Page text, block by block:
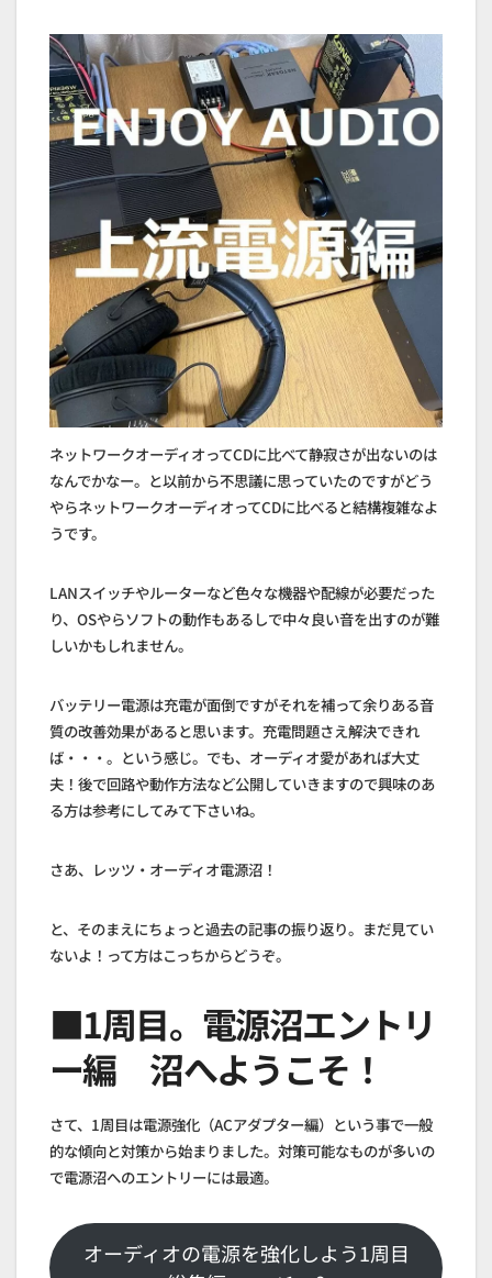
ネットワークオーディオってCDに比べて静寂さが出ないのは
なんでかなー。と以前から不思議に思っていたのですがどう
やらネットワークオーディオってCDに比べると結構複雑なよ
うです。
LANスイッチやルーターなど色々な機器や配線が必要だった
り、OSやらソフトの動作もあるしで中々良い音を出すのが難
しいかもしれません。
バッテリー電源は充電が面倒ですがそれを補って余りある音
質の改善効果があると思います。充電問題さえ解決できれ
ば・・・。という感じ。でも、オーディオ愛があれば大丈
夫！後で回路や動作方法など公開していきますので興味のあ
る方は参考にしてみて下さいね。
さあ、レッツ・オーディオ電源沼！
と、そのまえにちょっと過去の記事の振り返り。まだ見てい
ないよ！って方はこっちからどうぞ。
■1周目。電源沼エントリ
ー編 沼へようこそ！
さて、1周目は電源強化（ACアダプター編）という事で一般
的な傾向と対策から始まりました。対策可能なものが多いの
で電源沼へのエントリーには最適。
オーディオの電源を強化しよう1周目